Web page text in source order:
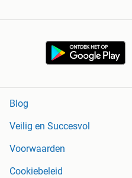
Blog
Veilig en Succesvol
Voorwaarden
Cookiebeleid